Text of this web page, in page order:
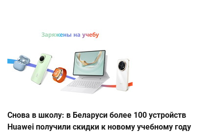
Снова в школу: в Беларуси более 100 устройств
Huawei получили скидки к новому учебному году